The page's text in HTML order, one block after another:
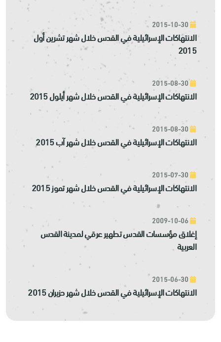
الانتهاكات الإسرائيلية في القدس خلال شهر تشرين أول
2015
2015-08-30
الانتهاكات الإسرائيلية في القدس خلال شهر أيلول 2015
الانتهاكات الإسرائيلية في القدس خلال شهر آب 2015
الانتهاكات الإسرائيلية في القدس خلال شهر تموز 2015
إغلاق مؤسسات القدس تطهير عرقي لمدينة القدس
العربية
الانتهاكات الإسرائيلية في القدس خلال شهر حزيران 2015